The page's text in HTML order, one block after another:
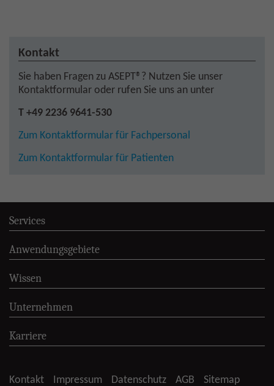
Kontakt
Sie haben Fragen zu ASEPT®? Nutzen Sie unser
Kontaktformular oder rufen Sie uns an unter
T +49 2236 9641-530
Zum Kontaktformular für Fachpersonal
Zum Kontaktformular für Patienten
Services
Anwendungsgebiete
Wissen
Unternehmen
Karriere
Kontakt Impressum Datenschutz AGB Sitemap